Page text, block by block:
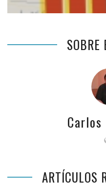
SOBRE
Carlos
ARTÍCULOS